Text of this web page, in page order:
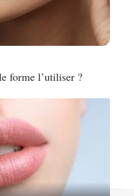
forme l’utiliser ?